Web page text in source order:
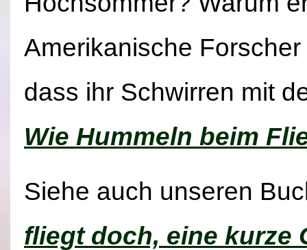
Amerikanische
dass ihr Schwirren mit
Wie Hummeln beim
Siehe auch unseren
fliegt doch, eine kurze